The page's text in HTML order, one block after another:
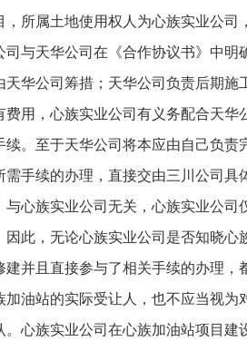
，所属土地使用权人为心族实业公司
司与天华公司在《合作协议书》中明
天华公司筹措；天华公司负责后期施
费用，心族实业公司有义务配合天华
续。至于天华公司将本应由自己负责
需手续的办理，直接交由三川公司具
与心族实业公司无关，心族实业公司
因此，无论心族实业公司是否知晓心
建并且直接参与了相关手续的办理，
加油站的实际受让人，也不应当视为
。心族实业公司在心族加油站项目建